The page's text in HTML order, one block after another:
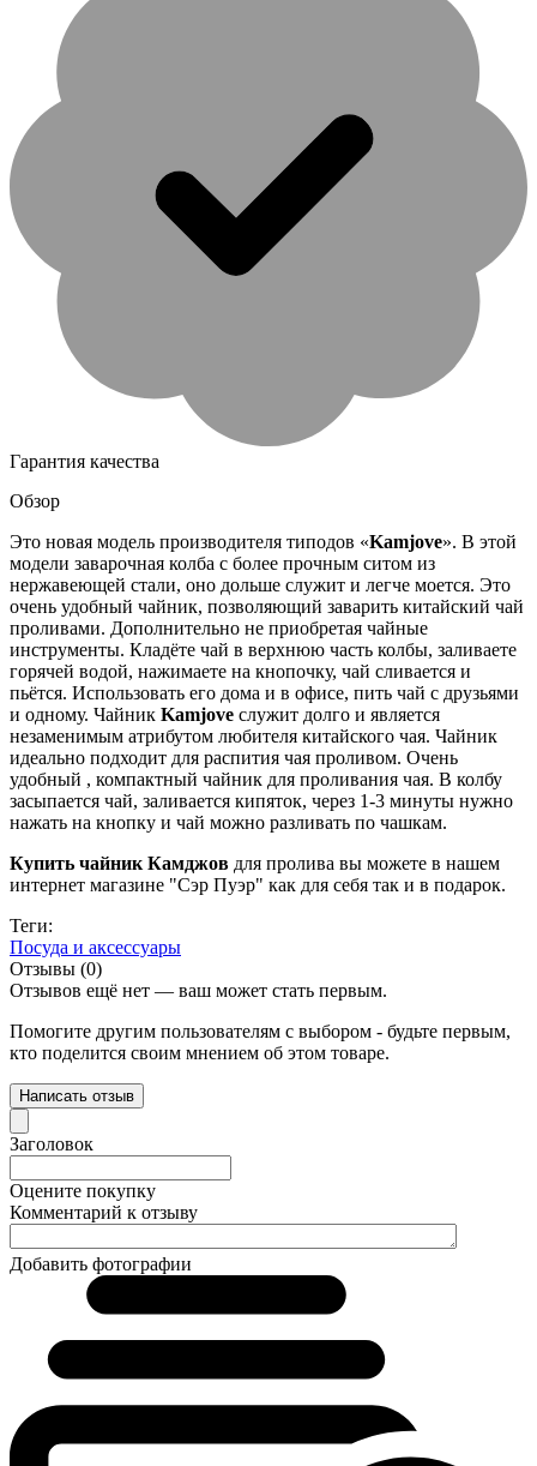
Гарантия качества
Обзор
Это новая модель производителя типодов «Kamjove». В этой
модели заварочная колба с более прочным ситом из
нержавеющей стали, оно дольше служит и легче моется. Это
очень удобный чайник, позволяющий заварить китайский чай
проливами. Дополнительно не приобретая чайные
инструменты. Кладёте чай в верхнюю часть колбы, заливаете
горячей водой, нажимаете на кнопочку, чай сливается и
пьётся. Использовать его дома и в офисе, пить чай с друзьями
и одному. Чайник Kamjove служит долго и является
незаменимым атрибутом любителя китайского чая. Чайник
идеально подходит для распития чая проливом. Очень
удобный , компактный чайник для проливания чая. В колбу
засыпается чай, заливается кипяток, через 1-3 минуты нужно
нажать на кнопку и чай можно разливать по чашкам.
Купить чайник Камджов для пролива вы можете в нашем
интернет магазине "Сэр Пуэр" как для себя так и в подарок.
Теги:
Посуда и аксессуары
Отзывы (0)
Отзывов ещё нет — ваш может стать первым.
Помогите другим пользователям с выбором - будьте первым,
кто поделится своим мнением об этом товаре.
Написать отзыв
Заголовок
Оцените покупку
Комментарий к отзыву
Добавить фотографии